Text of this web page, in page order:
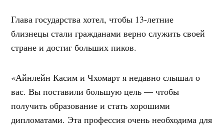
Глава государства хотел, чтобы 13-летние
близнецы стали гражданами верно служить своей
стране и достиг больших пиков.
«Айнлейн Касим и Чхомарт я недавно слышал о
вас. Вы поставили большую цель — чтобы
получить образование и стать хорошими
дипломатами. Эта профессия очень необходима для